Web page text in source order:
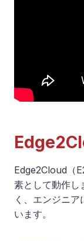
Edge2Cloud（
素として動作し
く、エンジニ
います。